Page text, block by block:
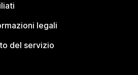
legali
del servizio